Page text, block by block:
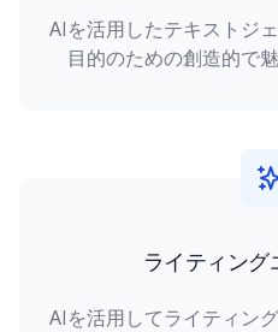
AIを活用したテキストジ
目的のための創造的で
ライティング
AIを活用してライティン